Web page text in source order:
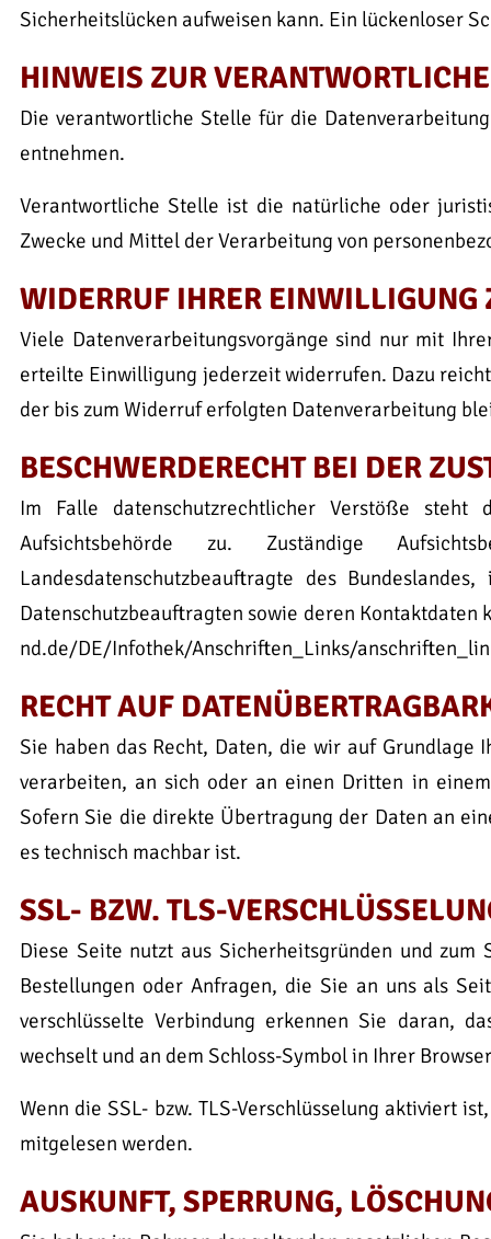
Sicherheitslücken aufweisen kann. Ein lückenloser
HINWEIS ZUR
Die verantwortliche Stelle für die
entnehmen.
Verantwortliche Stelle ist die natürliche oder
Zwecke und Mittel der Verarbeitung von
WIDERRUF IHRER EINWILLIGUNG
Viele Datenverarbeitungsvorgänge sind nur mit
erteilte Einwilligung jederzeit widerrufen. Dazu
der bis zum Widerruf erfolgten Datenverarbeitung
BESCHWERDERECHT BEI DER
Im Falle datenschutzrechtlicher Verstöße steht
Aufsichtsbehörde zu. Zuständige
Landesdatenschutzbeauftragte des
Datenschutzbeauftragten sowie deren
nd.de/DE/Infothek/Anschriften_Links/
RECHT AUF
Sie haben das Recht, Daten, die wir auf
verarbeiten, an sich oder an einen Dritten in
Sofern Sie die direkte Übertragung der Daten an
es technisch machbar ist.
SSL- BZW. TLS-
Diese Seite nutzt aus Sicherheitsgründen und
Bestellungen oder Anfragen, die Sie an uns als
verschlüsselte Verbindung erkennen Sie daran,
wechselt und an dem Schloss-Symbol in Ihrer
Wenn die SSL- bzw. TLS-Verschlüsselung aktiviert
mitgelesen werden.
AUSKUNFT, SPERRUNG,